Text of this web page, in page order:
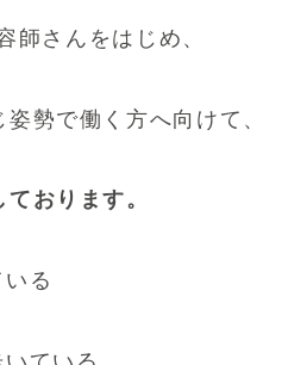
師さんをはじめ、
勢で働く方へ向けて、
おります。
る